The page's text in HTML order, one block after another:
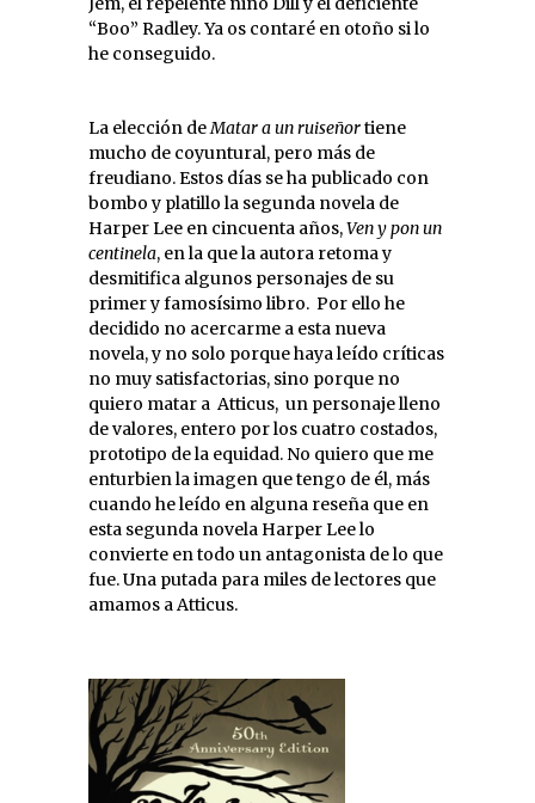
“Boo” Radley. Ya os contaré en otoño si lo
he conseguido.
La elección deMatar a un ruiseñortiene
mucho de coyuntural, pero más de
freudiano. Estos días se ha publicado con
bombo y platillo la segunda novela de
Harper Lee en cincuenta años,Ven y pon un
centinela, en la que la autora retoma y
desmitifica algunos personajes de su
primer y famosísimo libro. Por ello he
decidido no acercarme a esta nueva
novela, y no solo porque haya leído críticas
no muy satisfactorias, sino porque no
quiero matar a Atticus, un personaje lleno
de valores, entero por los cuatro costados,
prototipo de la equidad. No quiero que me
enturbien la imagen que tengo de él, más
cuando he leído en alguna reseña que en
esta segunda novela Harper Lee lo
convierte en todo un antagonista de lo que
fue. Una putada para miles de lectores que
amamos a Atticus.